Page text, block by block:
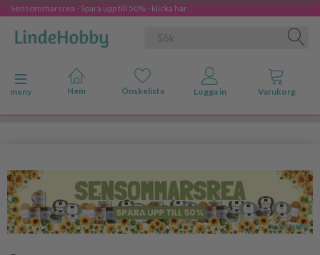
Sensommarsrea - Spara upp till 50% - klicka här
Ändra navigering
meny